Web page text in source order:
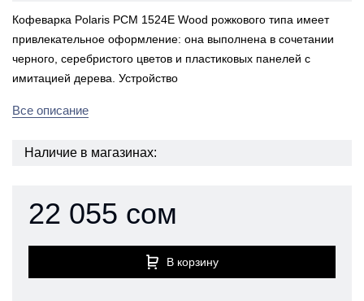
Кофеварка Polaris PCM 1524E Wood рожкового типа имеет
привлекательное оформление: она выполнена в сочетании
черного, серебристого цветов и пластиковых панелей с
имитацией дерева. Устройство
Все описание
Наличие в магазинах:
22 055 сом
В корзину